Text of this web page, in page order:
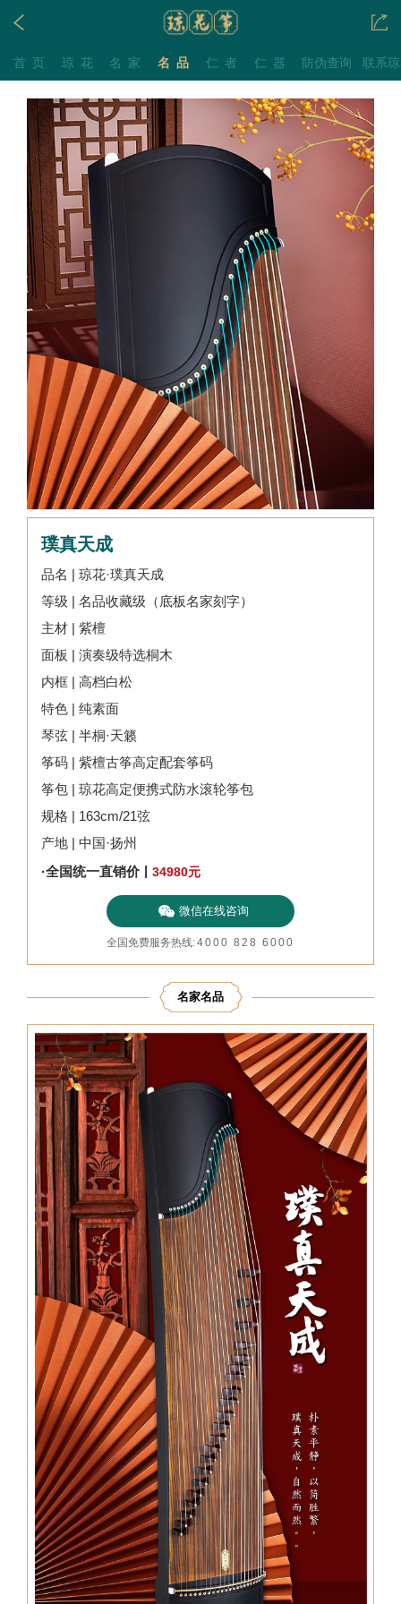
首页 琼花 名家 名品 仁者 仁器 防伪查询 联系
璞真天成
品名 | 琼花·璞真天成
等级 | 名品收藏级（底板名家刻字）
主材 | 紫檀
面板 | 演奏级特选桐木
内框 | 高档白松
特色 | 纯素面
琴弦 | 半桐·天籁
筝码 | 紫檀古筝高定配套筝码
筝包 | 琼花高定便携式防水滚轮筝包
规格 | 163cm/21弦
产地 | 中国·扬州
·全国统一直销价 | 34980元
微信在线咨询
全国免费服务热线:4000 828 6000
名家名品